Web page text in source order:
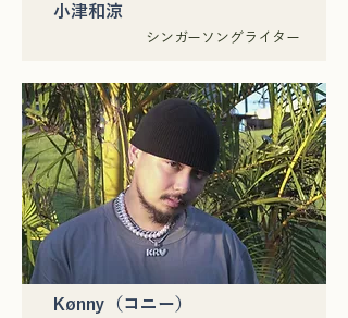
小津和涼
シンガーソングライター
Kønny（コニー）